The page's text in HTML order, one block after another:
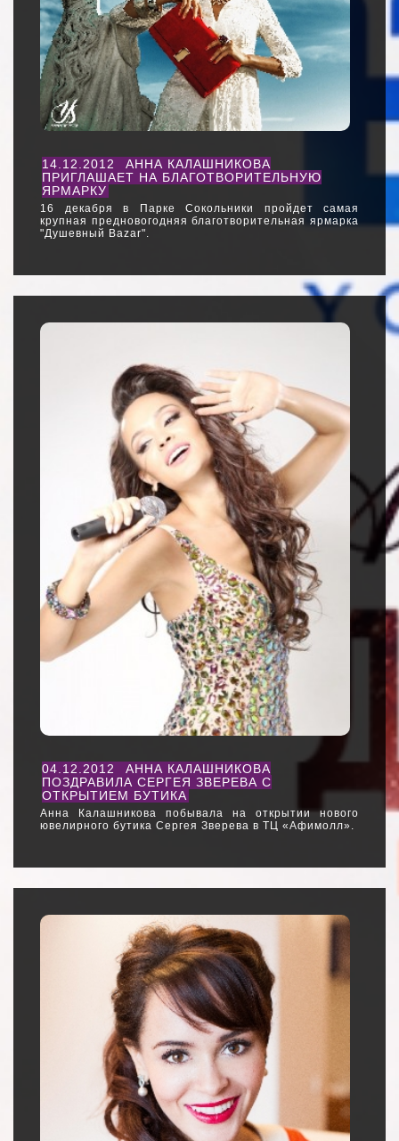
14.12.2012
АННА КАЛАШНИКОВА
ПРИГЛАШАЕТ НА БЛАГОТВОРИТЕЛЬНУЮ
ЯРМАРКУ
16 декабря в Парке Сокольники пройдет самая
крупная предновогодняя благотворительная ярмарка
"Душевный Bazar".
04.12.2012
АННА КАЛАШНИКОВА
ПОЗДРАВИЛА СЕРГЕЯ ЗВЕРЕВА С
ОТКРЫТИЕМ БУТИКА
Анна Калашникова побывала на открытии нового
ювелирного бутика Сергея Зверева в ТЦ «Афимолл».